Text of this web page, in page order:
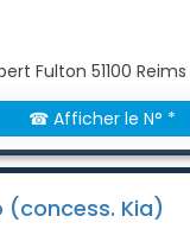
Fulton 51100 Reims
☎ Afficher le N° *
(concess. Kia)